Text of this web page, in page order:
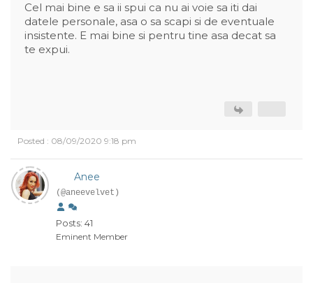
Cel mai bine e sa ii spui ca nu ai voie sa iti dai
datele personale, asa o sa scapi si de eventuale
insistente. E mai bine si pentru tine asa decat sa
te expui.
Posted : 08/09/2020 9:18 pm
Anee
(@aneevelvet)
Posts: 41
Eminent Member